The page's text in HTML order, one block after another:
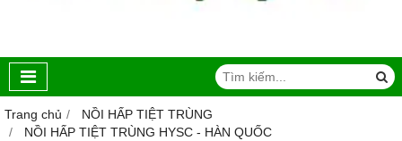
Trang chủ
NỒI HẤP TIỆT TRÙNG
NỒI HẤP TIỆT TRÙNG HYSC - HÀN QUỐC